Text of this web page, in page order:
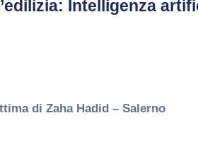
Intelligenza
di Zaha Hadid – Salerno